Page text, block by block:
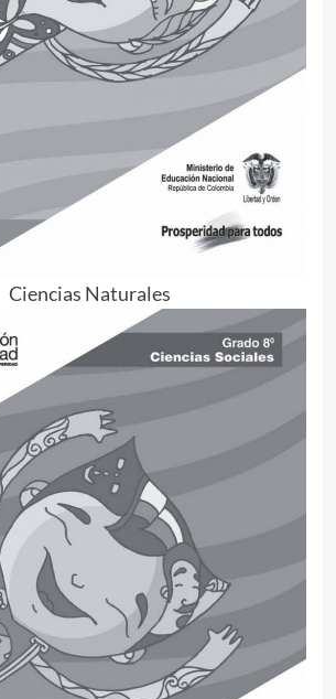
Ciencias Naturales